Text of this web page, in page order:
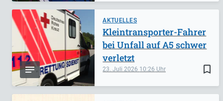
AKTUELLES
bookmark_border
23. Juli 2026 10:26
Kleintransporter-Fahrer
bei Unfall auf A5 schwer
verletzt